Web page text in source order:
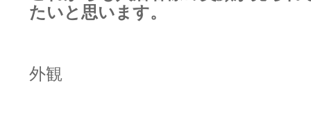
たいと思います。
外観